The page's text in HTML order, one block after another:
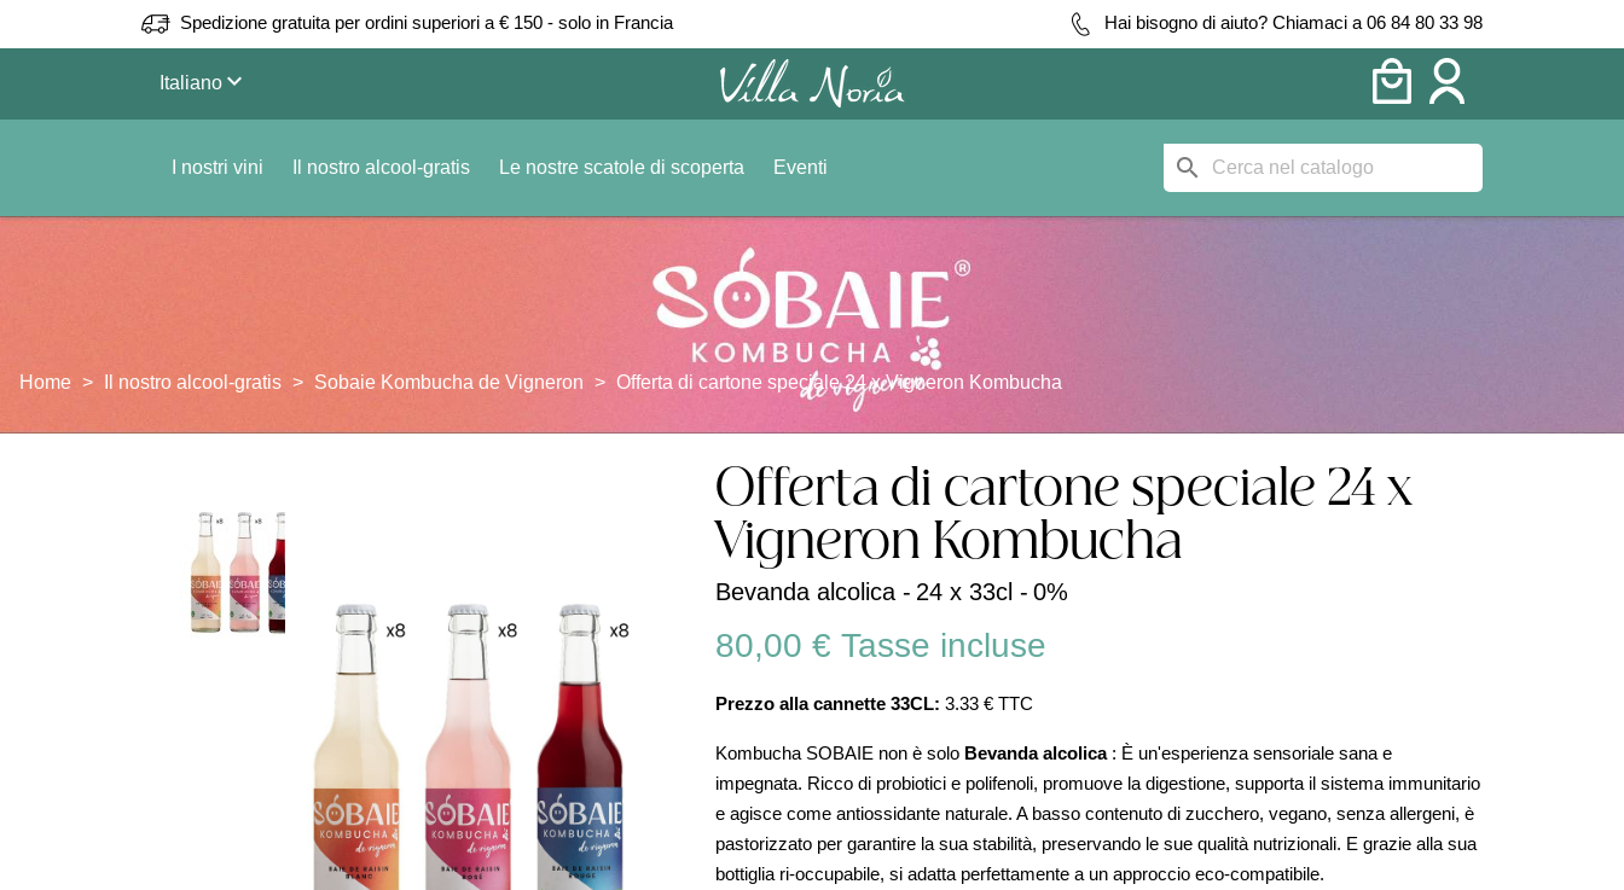
Spedizione gratuita per ordini superiori a € 150 - solo in Francia Hai bisogno di aiuto? Chiamaci a 06 84 80 33 98
Italianokeyboard_arrow_down
I nostri vini Il nostro alcool-gratis Le nostre scatole di scoperta Eventi search
Home Il nostro alcool-gratis Sobaie Kombucha de Vigneron Offerta di cartone speciale 24 x Vigneron Kombucha
Offerta di cartone speciale 24 x
Vigneron Kombucha
Bevanda alcolica - 24 x 33cl - 0%
80,00 € Tasse incluse
Prezzo alla cannette 33CL: 3.33 € TTC
Kombucha SOBAIE non è solo Bevanda alcolica: È un'esperienza sensoriale sana e
impegnata. Ricco di probiotici e polifenoli, promuove la digestione, supporta il sistema immunitario
e agisce come antiossidante naturale. A basso contenuto di zucchero, vegano, senza allergeni, è
pastorizzato per garantire la sua stabilità, preservando le sue qualità nutrizionali. E grazie alla sua
bottiglia ri-occupabile, si adatta perfettamente a un approccio eco-compatibile.